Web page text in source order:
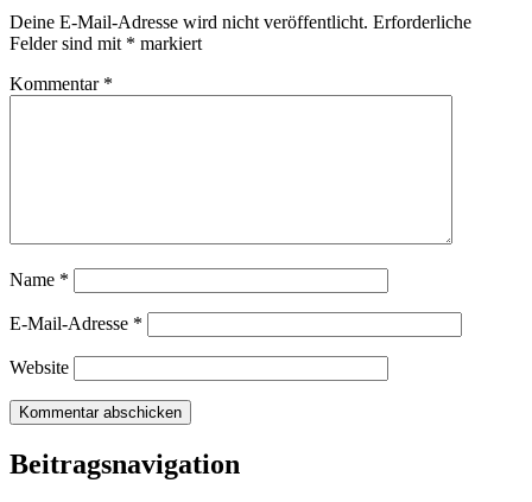
Deine E-Mail-Adresse wird nicht veröffentlicht. Erforderliche
Felder sind mit * markiert
Kommentar *
Name *
E-Mail-Adresse *
Website
Beitragsnavigation